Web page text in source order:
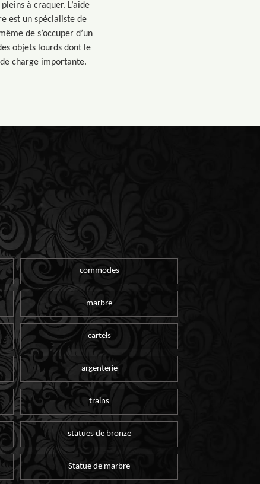
à craquer. L’aide
est un spécialiste de
de s’occuper d’un
objets lourds dont le
charge importante.
commodes
marbre
cartels
argenterie
trains
statues de bronze
Statue de marbre